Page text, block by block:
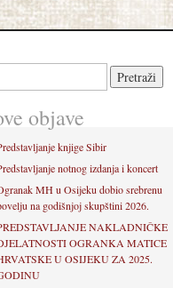
objave
knjige Sibir
notnog izdanja i koncert
MH u Osijeku dobio srebrenu
na godišnjoj skupštini 2026.
NAKLADNIČKE
OGRANKA MATICE
U OSIJEKU ZA 2025.